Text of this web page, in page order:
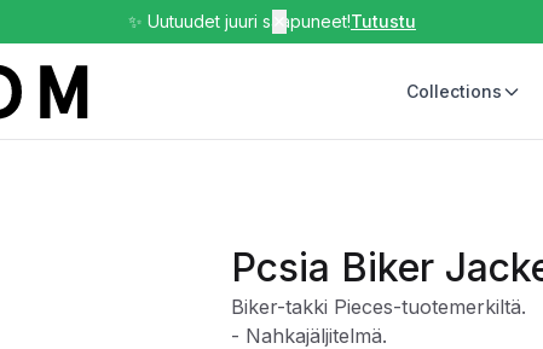
✨ Uutuudet juuri saapuneet!Tutustu
Collections
Pcsia Biker
Biker-takki Pieces-tuotemerkiltä.
- Nahkajäljitelmä.